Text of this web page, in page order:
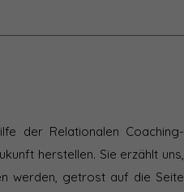
der Relationalen Coaching-
herstellen. Sie erzählt uns,
werden, getrost auf die Seite